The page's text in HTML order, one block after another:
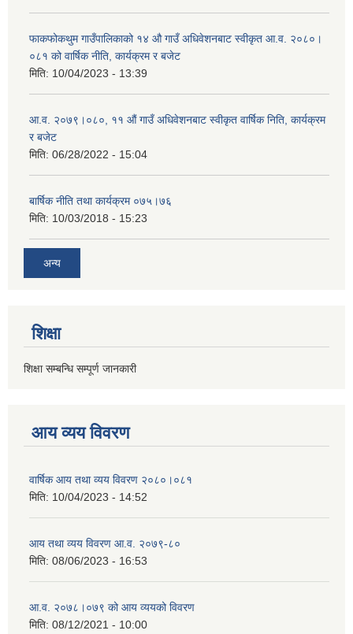
फाकफोकथुम गाउँपालिकाको १४ औ गाउँ अधिवेशनबाट स्वीकृत आ.व. २०८०।
०८१ को वार्षिक नीति, कार्यक्रम र बजेट
मिति: 10/04/2023 - 13:39
आ.व. २०७९।०८०, ११ औं गाउँ अधिवेशनबाट स्वीकृत वार्षिक निति, कार्यक्रम
र बजेट
मिति: 06/28/2022 - 15:04
बार्षिक नीति तथा कार्यक्रम ०७५।७६
मिति: 10/03/2018 - 15:23
अन्य
शिक्षा
शिक्षा सम्बन्धि सम्पूर्ण जानकारी
आय व्यय विवरण
वार्षिक आय तथा व्यय विवरण २०८०।०८१
मिति: 10/04/2023 - 14:52
आय तथा व्यय विवरण आ.व. २०७९-८०
मिति: 08/06/2023 - 16:53
आ.व. २०७८।०७९ को आय व्ययको विवरण
मिति: 08/12/2021 - 10:00